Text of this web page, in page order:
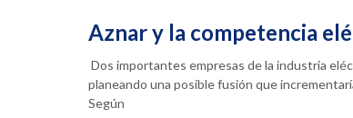
Aznar y la competencia
Dos importantes empresas de la industria
planeando una posible fusión que
Según